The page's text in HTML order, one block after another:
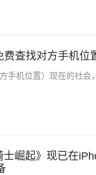
查找对方手机位
手机位置）现在的社
士崛起》现已在